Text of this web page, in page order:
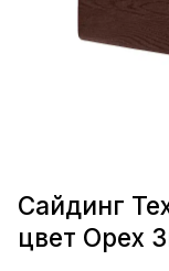
Сайдинг
цвет Орех